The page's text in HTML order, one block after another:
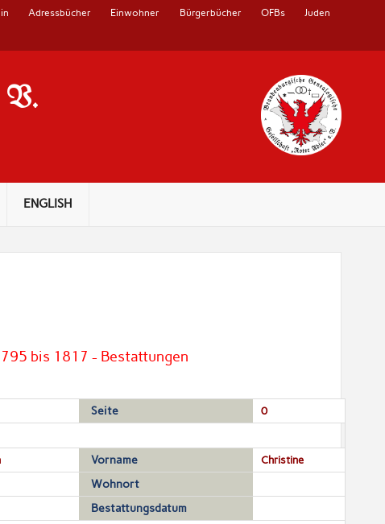
Adressbücher Einwohner Bürgerbücher OFBs Juden
V.
ENGLISH
bis 1817 - Bestattungen
Seite 0
Vorname Christine
Wohnort
Bestattungsdatum